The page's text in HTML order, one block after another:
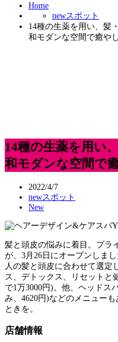
Home
newスポット
14種の生薬を用い、髪
和モダンな空間で癒や
14種の生薬を用い
和モダンな空間で
2022/4/7
newスポット
New
髪と頭皮の悩みに着目。プラ
が、3月26日にオープンしま
人の髪と頭皮に合わせて選定
ス、デトックス、リセットと
で1万3000円)。他、ヘッドス
み、4620円)などのメニュー
ときを。
店舗情報